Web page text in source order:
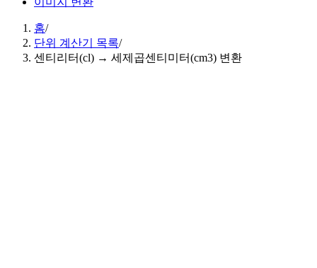
홈/
단위 계산기 목록/
센티리터(cl) → 세제곱센티미터(cm3) 변환